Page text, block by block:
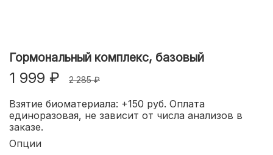
Гормональный комплекс, базовый
1 999 ₽ 2 285 ₽
Взятие биоматериала: +150 руб. Оплата
единоразовая, не зависит от числа анализов в
заказе.
Опции